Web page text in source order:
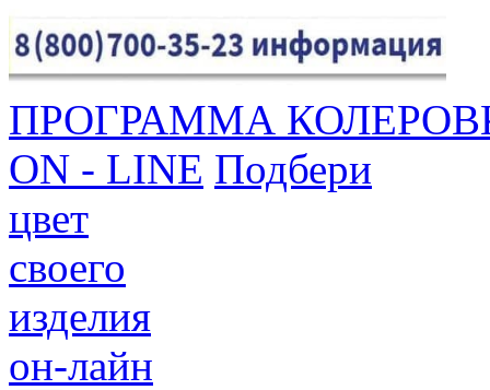
ПРОГРАММА
ON - LINE Подбери
цвет
своего
изделия
он-лайн